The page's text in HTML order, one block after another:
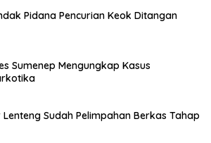
Pidana Pencurian Keok Ditangan
Sumenep Mengungkap Kasus
Sudah Pelimpahan Berkas Tahap